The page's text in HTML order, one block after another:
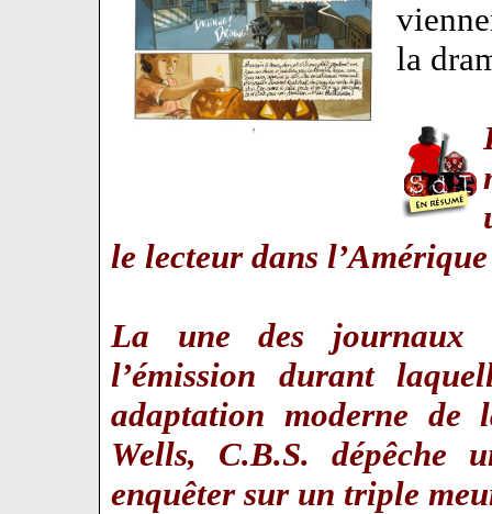
la
le lecteur dans
La une des journaux
l’émission durant
adaptation moderne de
Wells, C.B.S. dépêche
enquêter sur un triple